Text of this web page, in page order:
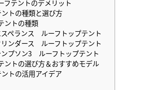
フテントのデメリット
トの種類と選び方
ントの種類
ペランス ルーフトップテント
リンダース ルーフトップテント
プソン3 ルーフトップテント
ントの選び方＆おすすめモデル
トの活用アイデア